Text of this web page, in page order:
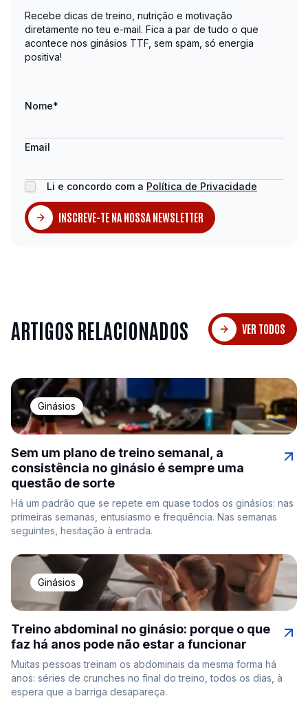
Recebe dicas de treino, nutrição e motivação
diretamente no teu e-mail. Fica a par de tudo o que
acontece nos ginásios TTF, sem spam, só energia
positiva!
Nome*
Email
Li e concordo com a Política de Privacidade
INSCREVE-TE NA NOSSA NEWSLETTER
ARTIGOS RELACIONADOS VER TODOS
Ginásios
Sem um plano de treino semanal, a
consistência no ginásio é sempre uma
questão de sorte
Há um padrão que se repete em quase todos os ginásios: nas
primeiras semanas, entusiasmo e frequência. Nas semanas
seguintes, hesitação à entrada.
Ginásios
Treino abdominal no ginásio: porque o que
faz há anos pode não estar a funcionar
Muitas pessoas treinam os abdominais da mesma forma há
anos: séries de crunches no final do treino, todos os dias, à
espera que a barriga desapareça.